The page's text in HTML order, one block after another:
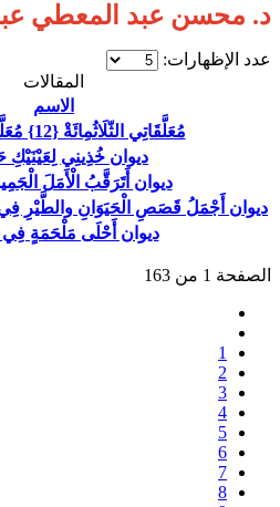
د. محسن عبد المعطي
عدد الإظهارات:
المقالات
الاسم
مُعَلَّقَاتِي الثّلَاثُمِائَةْ {12} مُعَلَّقَةٌ لِحَبِيبَتِي
ديوان خُذِينِي لِعَيْنَيْكِ
ديوان أَتَرَقَّبُ الْأَمَلَ
ديوان أَجْمَلُ قَصَصِ الْحَيَوَانِ والطَّيْرِ
ديوان أَحْلَى مَلْحَمَةٍ
الصفحة 1 من 163
1
2
3
4
5
6
7
8